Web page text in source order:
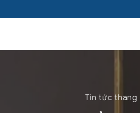
Tin tức thang